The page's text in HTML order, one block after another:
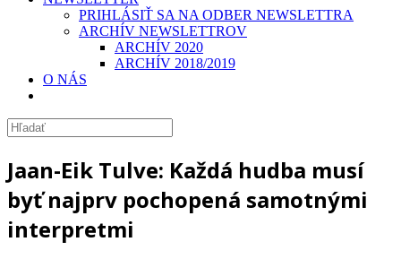
PRIHLÁSIŤ SA NA ODBER NEWSLETTRA
ARCHÍV NEWSLETTROV
ARCHÍV 2020
ARCHÍV 2018/2019
O NÁS
Jaan-Eik Tulve: Každá hudba musí
byť najprv pochopená samotnými
interpretmi